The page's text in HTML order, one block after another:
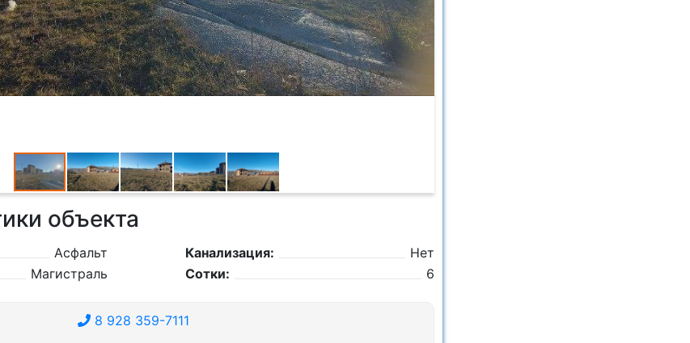
объекта
Асфальт
Магистраль
Канализация:
Нет
Сотки:
6
8 928 359-7111